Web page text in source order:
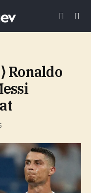
Ronaldo